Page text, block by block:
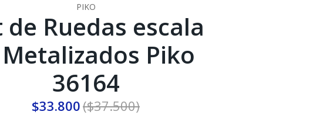
PIKO
de Ruedas escala
Piko
36164
$33.800($37.500)